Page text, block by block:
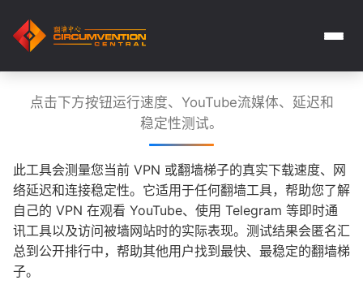
点击下方按钮运行速度、YouTube流媒体、延迟和
稳定性测试。
此工具会测量您当前 VPN 或翻墙梯子的真实下载速度、网
络延迟和连接稳定性。它适用于任何翻墙工具，帮助您了解
自己的 VPN 在观看 YouTube、使用 Telegram 等即时通
讯工具以及访问被墙网站时的实际表现。测试结果会匿名汇
总到公开排行中，帮助其他用户找到最快、最稳定的翻墙梯
子。